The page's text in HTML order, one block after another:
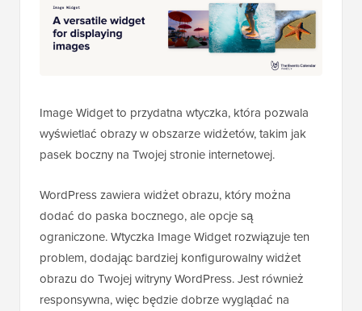
Image Widget to przydatna wtyczka, która pozwala
wyświetlać obrazy w obszarze widżetów, takim jak
pasek boczny na Twojej stronie internetowej.
WordPress zawiera widżet obrazu, który można
dodać do paska bocznego, ale opcje są
ograniczone. Wtyczka Image Widget rozwiązuje ten
problem, dodając bardziej konfigurowalny widżet
obrazu do Twojej witryny WordPress. Jest również
responsywna, więc będzie dobrze wyglądać na